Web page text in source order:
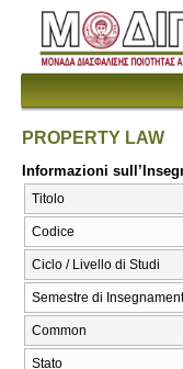
PROPERTY LAW
Informazioni
Titolo
Codice
Ciclo / Livello di Studi
Semestre di
Common
Stato